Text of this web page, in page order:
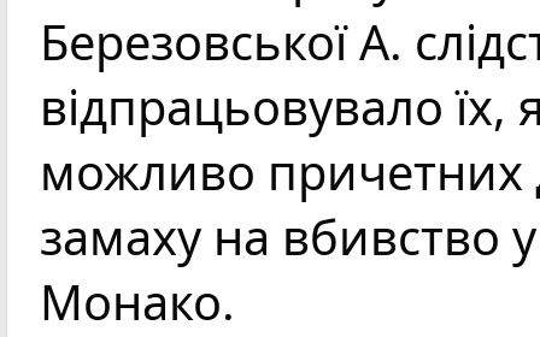
Березовської А.
відпрацьовувало їх,
можливо причетних
замаху на вбивство у
Монако.